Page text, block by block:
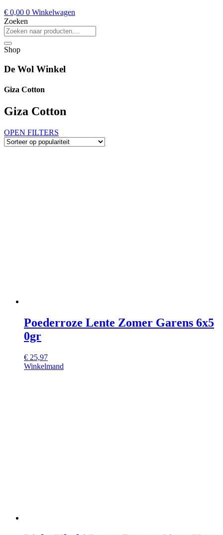
€ 0,00 0 Winkelwagen
Zoeken
Shop
De Wol Winkel
Giza Cotton
Giza Cotton
OPEN FILTERS
Poederroze Lente Zomer Garens 6x5
0gr
€ 25,97
Winkelmand